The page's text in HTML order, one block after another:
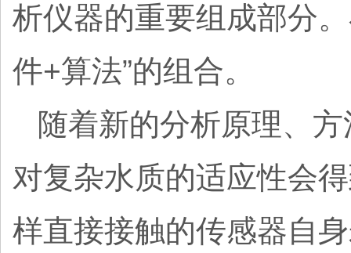
析仪器的重要组成部分
件+算法”的组合。
随着新的分析原理、
对复杂水质的适应性会
样直接接触的传感器自